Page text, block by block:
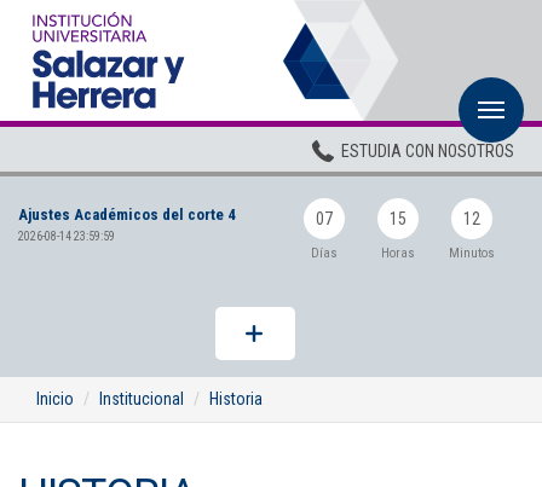
ESTUDIA CON NOSOTROS
Ajustes Académicos del corte 4
2026-08-14 23:59:59
07
Días
15
Horas
12
Minutos
Inicio Institucional Historia
Pregrados
Planta Docente
ADMISIONES
BIENESTAR